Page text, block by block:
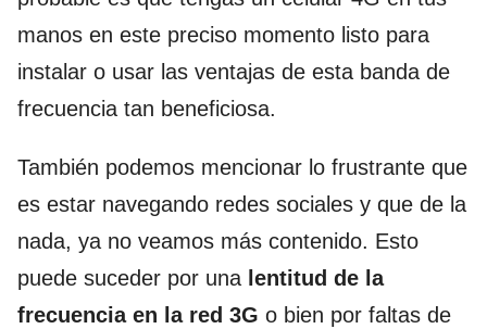
manos en este preciso momento listo para
instalar o usar las ventajas de esta banda de
frecuencia tan beneficiosa.
También podemos mencionar lo frustrante que
es estar navegando redes sociales y que de la
nada, ya no veamos más contenido. Esto
puede suceder por una lentitud de la
frecuencia en la red 3G o bien por faltas de